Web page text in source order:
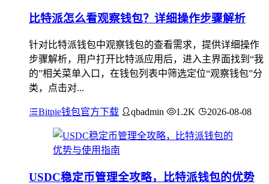
比特派怎么看观察钱包？详细操作步骤解析
针对比特派钱包中观察钱包的查看需求，提供详细操作
步骤解析，用户打开比特派应用后，进入主界面找到“我
的”相关菜单入口，在钱包列表中筛选定位“观察钱包”分
类，点击对...
Bitpie钱包官方下载 qbadmin 1.2K 2026-08-08
USDC稳定币管理全攻略，比特派钱包的优势